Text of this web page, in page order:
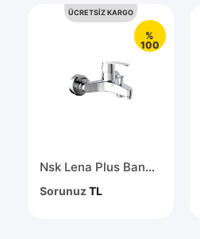
%
100
ÜCRETSİZ KARGO
Nsk Lena Plus Banyo Bataryası N2037002
SorunuzTL